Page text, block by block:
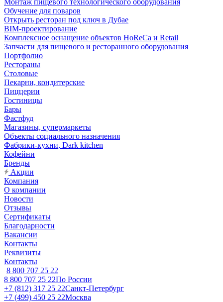
Монтаж пищевого технологического оборудования
Обучение для поваров
Открыть ресторан под ключ в Дубае
BIM-проектирование
Комплексное оснащение объектов HoReCa и Retail
Запчасти для пищевого и ресторанного оборудования
Портфолио
Рестораны
Столовые
Пекарни, кондитерские
Пиццерии
Гостиницы
Бары
Фастфуд
Магазины, супермаркеты
Объекты социального назначения
Фабрики-кухни, Dark kitchen
Кофейни
Бренды
Акции
Компания
О компании
Новости
Отзывы
Сертификаты
Благодарности
Вакансии
Контакты
Реквизиты
Контакты
8 800 707 25 22
8 800 707 25 22По России
+7 (812) 317 25 22Санкт-Петербург
+7 (499) 450 25 22Москва